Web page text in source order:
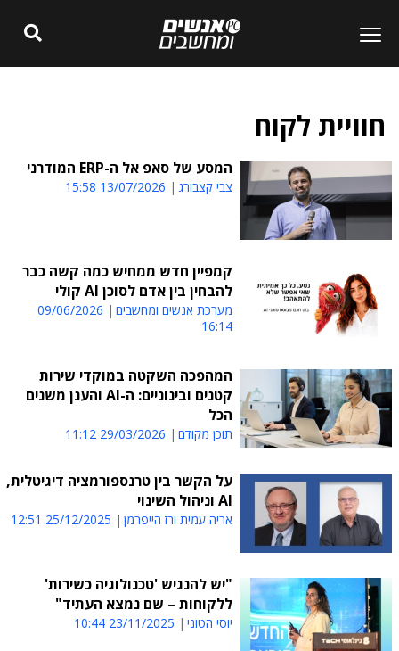
חוויית לקוח
המסע של סאפ אל ה-ERP המודרני
צבי קצבורג 13/07/2026 15:58
קמפיין חדש ממחיש כמה קשה כבר
להבחין בין אדם לסוכן AI קולי
מערכת אנשים ומחשבים
09/06/2026
16:14
המהפכה השקטה במוקדי שירות
קטנים ובינוניים: ה-AI והענן משנים
הכל
תוכן מקודם 29/03/2026 11:12
על הקשר בין טרנספורמציה דיגיטלית,
AI וניהול השינוי
אריה עמית ורז הייפרמן 25/12/2025 12:51
"יש להנגיש 'טכנולוגיה כשירות'
ללקוחות – שם נמצא העתיד"
יוסי הטוני 23/11/2025 10:44